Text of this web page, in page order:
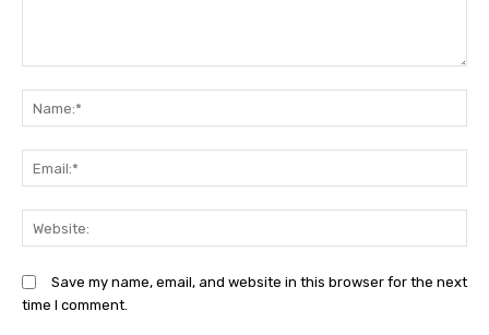
Save my name, email, and website in this browser for the next
time I comment.